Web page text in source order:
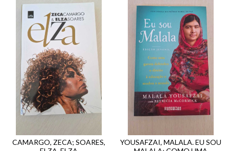
CAMARGO, ZECA; SOARES,
YOUSAFZAI, MALALA. EU SOU